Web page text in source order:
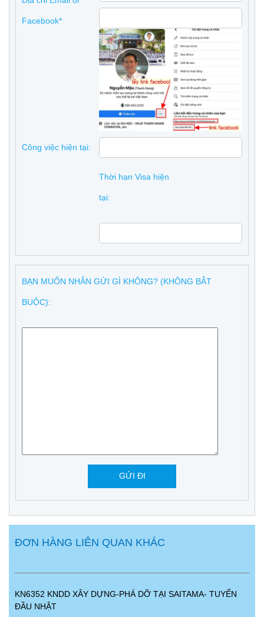
Facebook*
Công việc hiện tại:
Thời hạn Visa hiện
tại:
BẠN MUỐN NHẮN GỬI GÌ KHÔNG? (KHÔNG BẮT
BUỘC):
ĐƠN HÀNG LIÊN QUAN KHÁC
KN6352 KNDD XÂY DỰNG-PHÁ DỠ TẠI SAITAMA- TUYỂN
ĐẦU NHẬT